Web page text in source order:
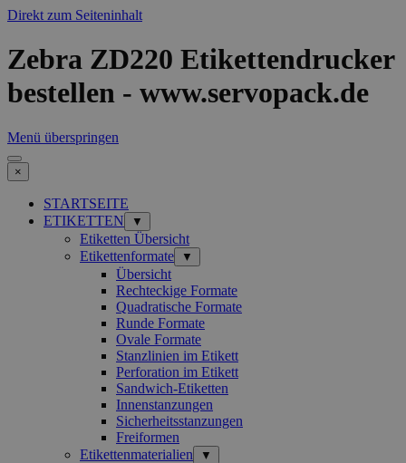
Direkt zum Seiteninhalt
Zebra ZD220 Etikettendrucker
bestellen - www.servopack.de
Menü überspringen
×
STARTSEITE
ETIKETTEN
▼
Etiketten Übersicht
Etikettenformate
▼
Übersicht
Rechteckige Formate
Quadratische Formate
Runde Formate
Ovale Formate
Stanzlinien im Etikett
Perforation im Etikett
Sandwich-Etiketten
Innenstanzungen
Sicherheitsstanzungen
Freiformen
Etikettenmaterialien
▼